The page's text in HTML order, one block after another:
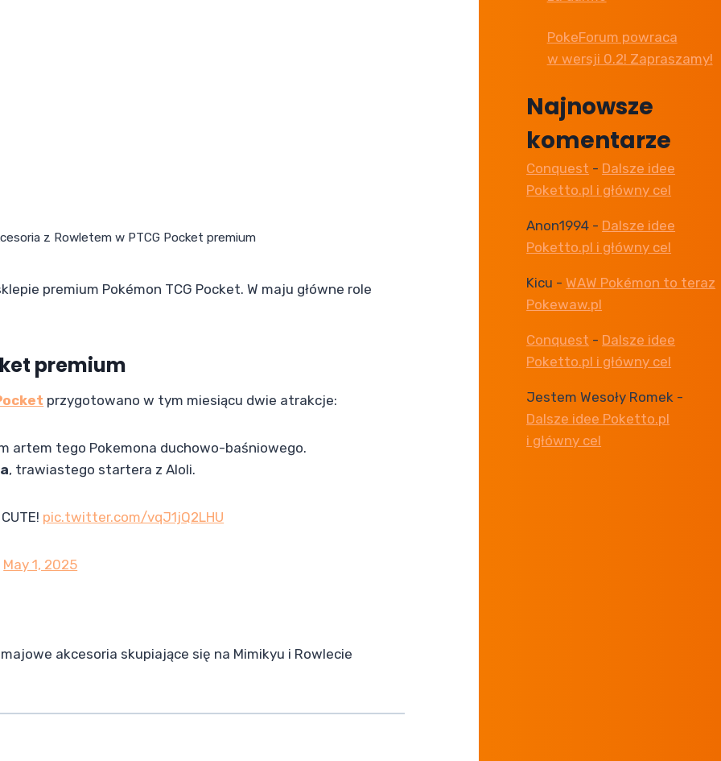
z Rowletem w PTCG Pocket premium
premium Pokémon TCG Pocket. W maju główne role
premium
przygotowano w tym miesiącu dwie atrakcje:
artem tego Pokemona duchowo-baśniowego.
, trawiastego startera z Aloli.
pic.twitter.com/vqJ1jQ2LHU
May 1, 2025
akcesoria skupiające się na Mimikyu i Rowlecie
PokeForum powraca
w wersji 0.2! Zapraszamy!
Najnowsze
komentarze
Conquest - Dalsze idee
Poketto.pl i główny cel
Anon1994 - Dalsze idee
Poketto.pl i główny cel
Kicu - WAW Pokémon to teraz
Pokewaw.pl
Conquest - Dalsze idee
Poketto.pl i główny cel
Jestem Wesoły Romek -
Dalsze idee Poketto.pl
i główny cel